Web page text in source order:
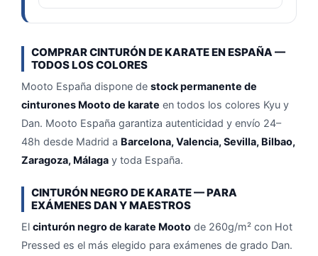
COMPRAR CINTURÓN DE KARATE EN ESPAÑA —
TODOS LOS COLORES
Mooto España dispone de stock permanente de
cinturones Mooto de karate en todos los colores Kyu y
Dan. Mooto España garantiza autenticidad y envío 24–
48h desde Madrid a Barcelona, Valencia, Sevilla, Bilbao,
Zaragoza, Málaga y toda España.
CINTURÓN NEGRO DE KARATE — PARA
EXÁMENES DAN Y MAESTROS
El cinturón negro de karate Mooto de 260g/m² con Hot
Pressed es el más elegido para exámenes de grado Dan.